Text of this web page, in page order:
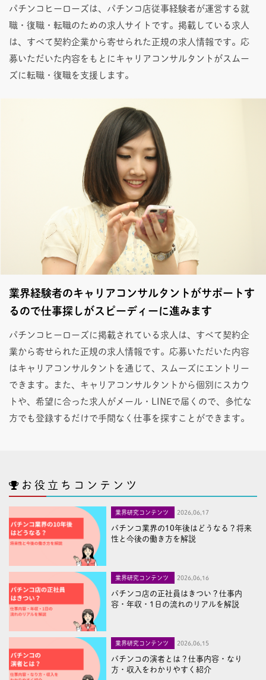
パチンコヒーローズは、パチンコ店従事経験者が運営する就
職・復職・転職のための求人サイトです。掲載している求人
は、すべて契約企業から寄せられた正規の求人情報です。応
募いただいた内容をもとにキャリアコンサルタントがスムー
ズに転職・復職を支援します。
業界経験者のキャリアコンサルタントがサポートす
るので仕事探しがスピーディーに進みます
パチンコヒーローズに掲載されている求人は、すべて契約企
業から寄せられた正規の求人情報です。応募いただいた内容
はキャリアコンサルタントを通じて、スムーズにエントリー
できます。また、キャリアコンサルタントから個別にスカウ
トや、希望に合った求人がメール・LINEで届くので、多忙な
方でも登録するだけで手間なく仕事を探すことができます。
お役立ちコンテンツ
業界研究コンテンツ 2026,06,17
パチンコ業界の10年後はどうなる？将来
性と今後の働き方を解説
業界研究コンテンツ 2026,06,16
パチンコ店の正社員はきつい？仕事内
容・年収・1日の流れのリアルを解説
業界研究コンテンツ 2026,06,15
パチンコの演者とは？仕事内容・なり
方・収入をわかりやすく紹介